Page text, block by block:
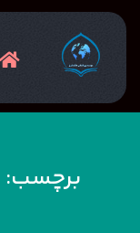
برچسب: